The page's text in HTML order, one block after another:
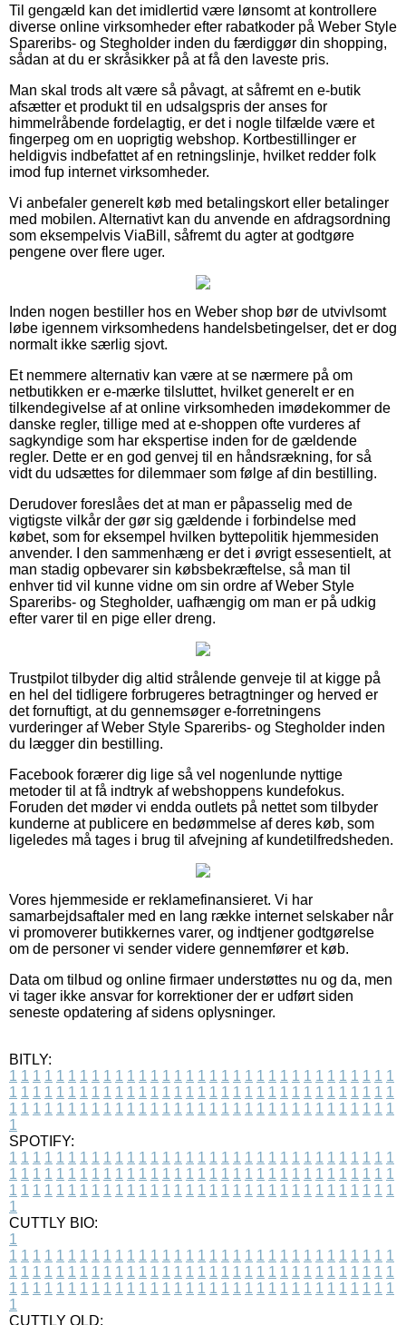
Til gengæld kan det imidlertid være lønsomt at kontrollere
diverse online virksomheder efter rabatkoder på Weber Style
Spareribs- og Stegholder inden du færdiggør din shopping,
sådan at du er skråsikker på at få den laveste pris.
Man skal trods alt være så påvagt, at såfremt en e-butik
afsætter et produkt til en udsalgspris der anses for
himmelråbende fordelagtig, er det i nogle tilfælde være et
fingerpeg om en uoprigtig webshop. Kortbestillinger er
heldigvis indbefattet af en retningslinje, hvilket redder folk
imod fup internet virksomheder.
Vi anbefaler generelt køb med betalingskort eller betalinger
med mobilen. Alternativt kan du anvende en afdragsordning
som eksempelvis ViaBill, såfremt du agter at godtgøre
pengene over flere uger.
Inden nogen bestiller hos en Weber shop bør de utvivlsomt
løbe igennem virksomhedens handelsbetingelser, det er dog
normalt ikke særlig sjovt.
Et nemmere alternativ kan være at se nærmere på om
netbutikken er e-mærke tilsluttet, hvilket generelt er en
tilkendegivelse af at online virksomheden imødekommer de
danske regler, tillige med at e-shoppen ofte vurderes af
sagkyndige som har ekspertise inden for de gældende
regler. Dette er en god genvej til en håndsrækning, for så
vidt du udsættes for dilemmaer som følge af din bestilling.
Derudover foreslåes det at man er påpasselig med de
vigtigste vilkår der gør sig gældende i forbindelse med
købet, som for eksempel hvilken byttepolitik hjemmesiden
anvender. I den sammenhæng er det i øvrigt essesentielt, at
man stadig opbevarer sin købsbekræftelse, så man til
enhver tid vil kunne vidne om sin ordre af Weber Style
Spareribs- og Stegholder, uafhængig om man er på udkig
efter varer til en pige eller dreng.
Trustpilot tilbyder dig altid strålende genveje til at kigge på
en hel del tidligere forbrugeres betragtninger og herved er
det fornuftigt, at du gennemsøger e-forretningens
vurderinger af Weber Style Spareribs- og Stegholder inden
du lægger din bestilling.
Facebook forærer dig lige så vel nogenlunde nyttige
metoder til at få indtryk af webshoppens kundefokus.
Foruden det møder vi endda outlets på nettet som tilbyder
kunderne at publicere en bedømmelse af deres køb, som
ligeledes må tages i brug til afvejning af kundetilfredsheden.
Vores hjemmeside er reklamefinansieret. Vi har
samarbejdsaftaler med en lang række internet selskaber når
vi promoverer butikkernes varer, og indtjener godtgørelse
om de personer vi sender videre gennemfører et køb.
Data om tilbud og online firmaer understøttes nu og da, men
vi tager ikke ansvar for korrektioner der er udført siden
seneste opdatering af sidens oplysninger.
BITLY:
1 1 1 1 1 1 1 1 1 1 1 1 1 1 1 1 1 1 1 1 1 1 1 1 1 1 1 1 1 1 1 1 1
1 1 1 1 1 1 1 1 1 1 1 1 1 1 1 1 1 1 1 1 1 1 1 1 1 1 1 1 1 1 1 1 1
1 1 1 1 1 1 1 1 1 1 1 1 1 1 1 1 1 1 1 1 1 1 1 1 1 1 1 1 1 1 1 1 1
1
SPOTIFY:
1 1 1 1 1 1 1 1 1 1 1 1 1 1 1 1 1 1 1 1 1 1 1 1 1 1 1 1 1 1 1 1 1
1 1 1 1 1 1 1 1 1 1 1 1 1 1 1 1 1 1 1 1 1 1 1 1 1 1 1 1 1 1 1 1 1
1 1 1 1 1 1 1 1 1 1 1 1 1 1 1 1 1 1 1 1 1 1 1 1 1 1 1 1 1 1 1 1 1
1
CUTTLY BIO:
1
1 1 1 1 1 1 1 1 1 1 1 1 1 1 1 1 1 1 1 1 1 1 1 1 1 1 1 1 1 1 1 1 1
1 1 1 1 1 1 1 1 1 1 1 1 1 1 1 1 1 1 1 1 1 1 1 1 1 1 1 1 1 1 1 1 1
1 1 1 1 1 1 1 1 1 1 1 1 1 1 1 1 1 1 1 1 1 1 1 1 1 1 1 1 1 1 1 1 1
1
CUTTLY OLD: